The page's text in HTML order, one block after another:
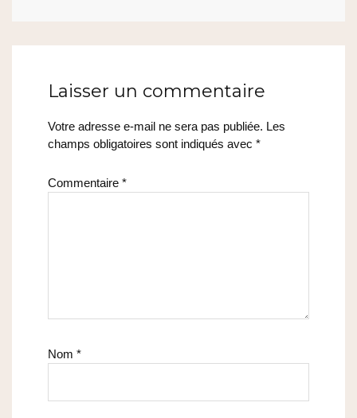
Laisser un commentaire
Votre adresse e-mail ne sera pas publiée. Les
champs obligatoires sont indiqués avec *
Commentaire *
Nom *